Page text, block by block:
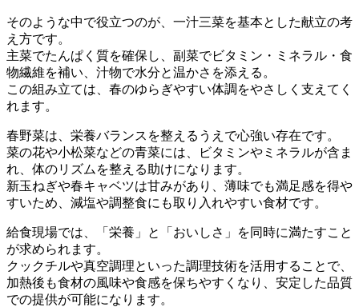
そのような中で役立つのが、一汁三菜を基本とした献立の考
え方です。
主菜でたんぱく質を確保し、副菜でビタミン・ミネラル・食
物繊維を補い、汁物で水分と温かさを添える。
この組み立ては、春のゆらぎやすい体調をやさしく支えてく
れます。
春野菜は、栄養バランスを整えるうえで心強い存在です。
菜の花や小松菜などの青菜には、ビタミンやミネラルが含ま
れ、体のリズムを整える助けになります。
新玉ねぎや春キャベツは甘みがあり、薄味でも満足感を得や
すいため、減塩や調整食にも取り入れやすい食材です。
給食現場では、「栄養」と「おいしさ」を同時に満たすこと
が求められます。
クックチルや真空調理といった調理技術を活用することで、
加熱後も食材の風味や食感を保ちやすくなり、安定した品質
での提供が可能になります。